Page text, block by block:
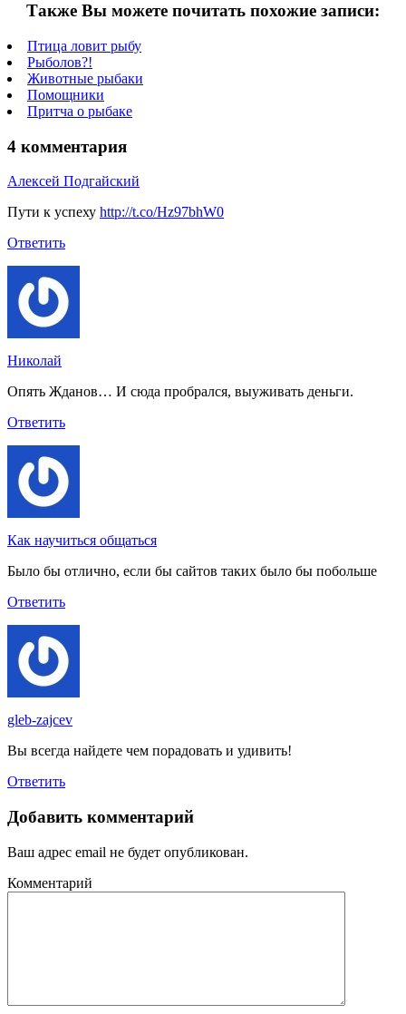
Также Вы можете почитать похожие записи:
Птица ловит рыбу
Рыболов?!
Животные рыбаки
Помощники
Притча о рыбаке
4 комментария
Алексей Подгайский
Пути к успеху http://t.co/Hz97bhW0
Ответить
Николай
Опять Жданов… И сюда пробрался, выуживать деньги.
Ответить
Как научиться общаться
Было бы отлично, если бы сайтов таких было бы побольше
Ответить
gleb-zajcev
Вы всегда найдете чем порадовать и удивить!
Ответить
Добавить комментарий
Ваш адрес email не будет опубликован.
Комментарий